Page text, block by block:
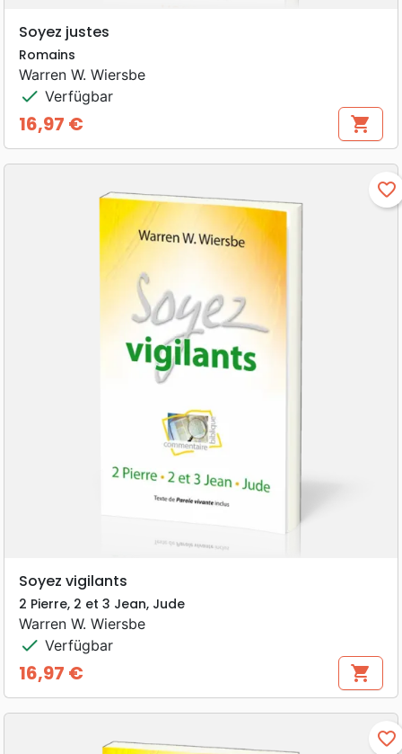
Soyez justes
Romains
Warren W. Wiersbe
check Verfügbar
Preis
16,97 € shopping_cart
favorite_border
Soyez vigilants
2 Pierre, 2 et 3 Jean, Jude
Warren W. Wiersbe
check Verfügbar
Preis
16,97 € shopping_cart
favorite_border